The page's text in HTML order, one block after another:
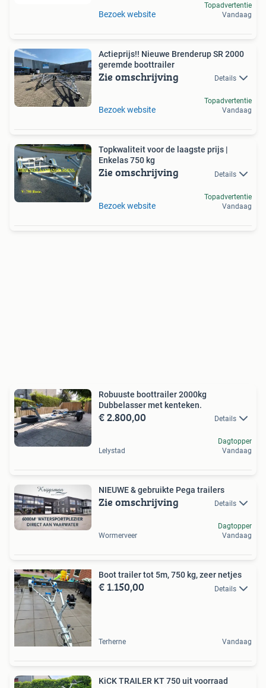
Bezoek website
Topadvertentie
Vandaag
Actieprijs!! Nieuwe Brenderup SR 2000
geremde boottrailer
Zie omschrijving Details
Bezoek website
Topadvertentie
Vandaag
Topkwaliteit voor de laagste prijs |
Enkelas 750 kg
Zie omschrijving Details
Bezoek website
Topadvertentie
Vandaag
Robuuste boottrailer 2000kg
Dubbelasser met kenteken.
€ 2.800,00 Details
Lelystad
Dagtopper
Vandaag
NIEUWE & gebruikte Pega trailers
Zie omschrijving Details
Wormerveer
Dagtopper
Vandaag
Boot trailer tot 5m, 750 kg, zeer netjes
€ 1.150,00 Details
Terherne Vandaag
KiCK TRAILER KT 750 uit voorraad